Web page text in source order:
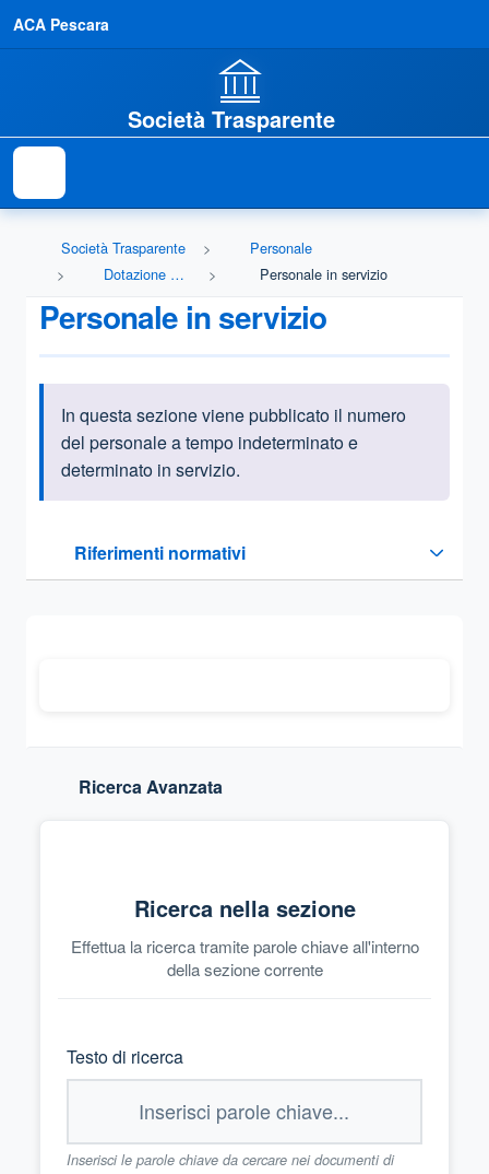
ACA Pescara
Società Trasparente
Società Trasparente
Personale
Dotazione organica
Personale in servizio
Personale in servizio
Informazioni introduttive
In questa sezione viene pubblicato il numero
del personale a tempo indeterminato e
determinato in servizio.
Riferimenti normativi
Sezione compressa
Ricerca Avanzata
Ricerca nella sezione
Effettua la ricerca tramite parole chiave all'interno
della sezione corrente
Testo di ricerca
Inserisci le parole chiave da cercare nei documenti di